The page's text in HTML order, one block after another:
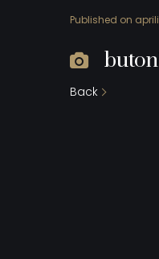
Published on
Back